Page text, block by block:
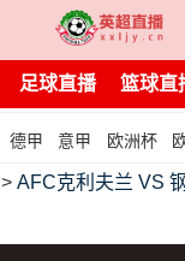
足球直播 篮球直
德甲 意甲 欧洲杯
> AFC克利夫兰 VS